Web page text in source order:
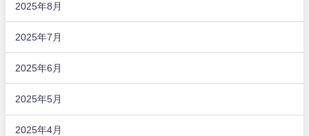
2025年8月
2025年7月
2025年6月
2025年5月
2025年4月